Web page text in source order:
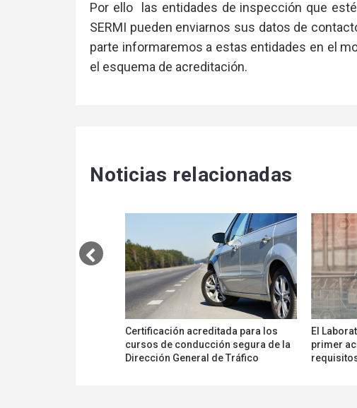
Por ello las entidades de inspección que
SERMI pueden enviarnos sus datos de
parte informaremos a estas entidades en el
el esquema de acreditación.
Noticias relacionadas
Certificación acreditada para los
cursos de conducción segura de la
Dirección General de Tráfico
El
primer